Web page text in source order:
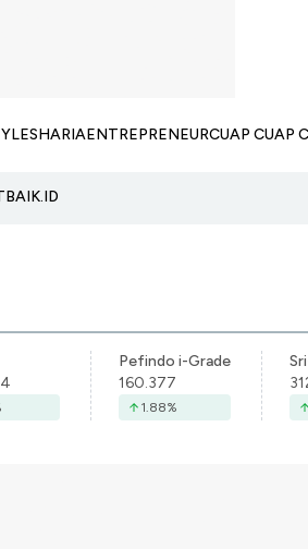
SHARIAENTREPRENEURCUAP CUAP
Pefindo i-Grade
160.377
1.88%